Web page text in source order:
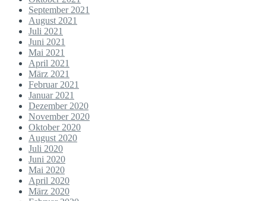
September 2021
August 2021
Juli 2021
Juni 2021
Mai 2021
April 2021
März 2021
Februar 2021
Januar 2021
Dezember 2020
November 2020
Oktober 2020
August 2020
Juli 2020
Juni 2020
Mai 2020
April 2020
März 2020